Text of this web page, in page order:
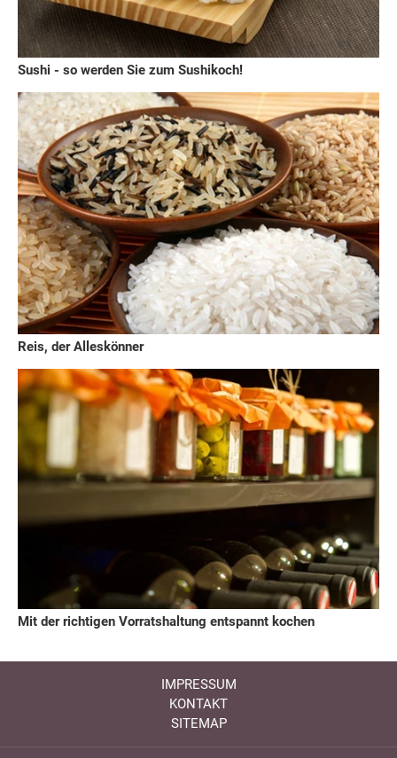
Sushi - so werden Sie zum Sushikoch!
Reis, der Alleskönner
Mit der richtigen Vorratshaltung entspannt kochen
IMPRESSUM
KONTAKT
SITEMAP